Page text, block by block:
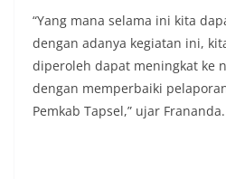
keamanan dan
(Kamtibmas) di
Melalui interaksi
Bhabinkamtibmas
awal terkait situasi
maupun hal-hal yang
“Yang mana selama ini kita
dengan adanya kegiatan ini,
diperoleh dapat meningkat ke
dengan memperbaiki
Pemkab Tapsel,” ujar Frananda.